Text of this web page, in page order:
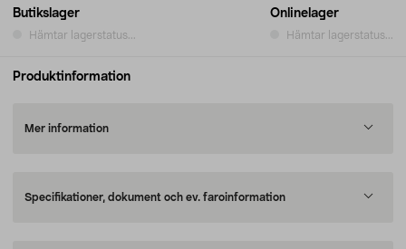
Butikslager
Hämtar lagerstatus...
Onlinelager
Hämtar lagerstatus...
Produktinformation
Mer information
Specifikationer, dokument och ev. faroinformation